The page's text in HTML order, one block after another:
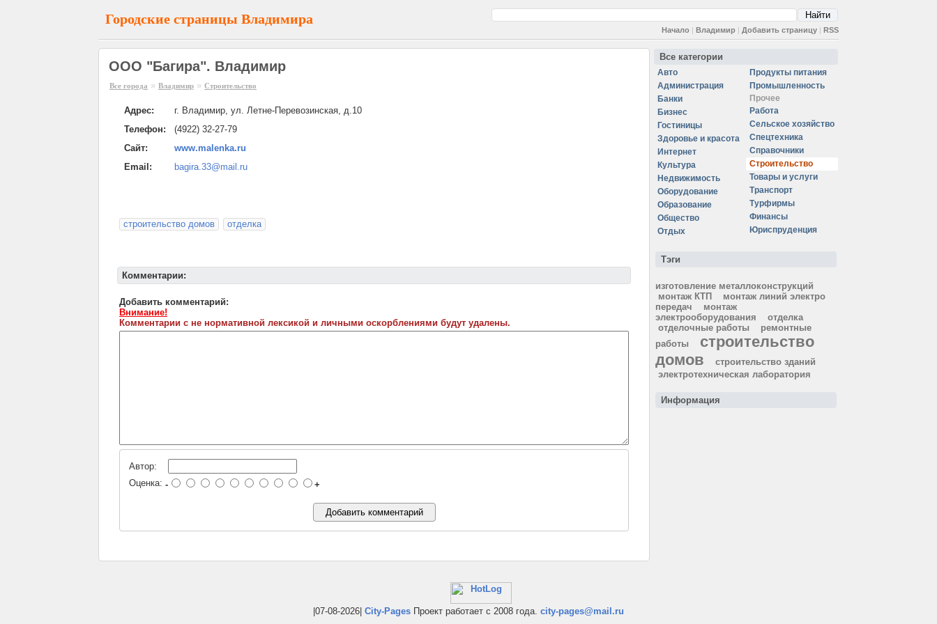
Городские страницы Владимира
Начало | Владимир | Добавить страницу | RSS
ООО "Багира". Владимир
Все города » Владимир » Строительство
Адрес:
г. Владимир, ул. Летне-Перевозинская, д.10
Телефон:
(4922) 32-27-79
Сайт:
www.malenka.ru
Email:
bagira.33@mail.ru
строительство домов отделка
Комментарии:
Добавить комментарий:
Внимание!
Комментарии с не нормативной лексикой и личными оскорблениями будут удалены.
Автор:
Оценка: - +
Все категории
Авто
Администрация
Банки
Бизнес
Гостиницы
Здоровье и красота
Интернет
Культура
Недвижимость
Оборудование
Образование
Общество
Отдых
Продукты питания
Промышленность
Прочее
Работа
Сельское хозяйство
Спецтехника
Справочники
Строительство
Товары и услуги
Транспорт
Турфирмы
Финансы
Юриспруденция
Тэги
изготовление металлоконструкций
монтаж КТП
монтаж линий электро
передач
монтаж
электрооборудования
отделка
отделочные работы
ремонтные
работы
строительство
домов
строительство зданий
электротехническая лаборатория
Информация
|07-08-2026| City-Pages Проект работает с 2008 года. city-pages@mail.ru